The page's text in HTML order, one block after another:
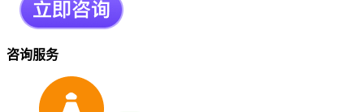
咨询服务